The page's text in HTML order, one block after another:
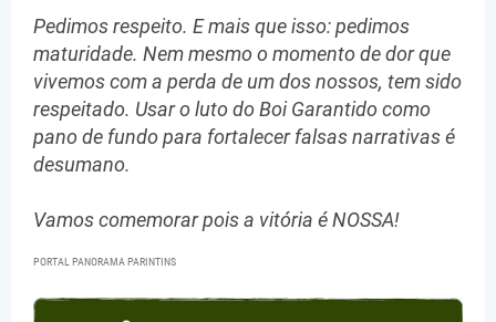
Pedimos respeito. E mais que isso: pedimos
maturidade. Nem mesmo o momento de dor que
vivemos com a perda de um dos nossos, tem sido
respeitado. Usar o luto do Boi Garantido como
pano de fundo para fortalecer falsas narrativas é
desumano.
Vamos comemorar pois a vitória é NOSSA!
PORTAL PANORAMA PARINTINS